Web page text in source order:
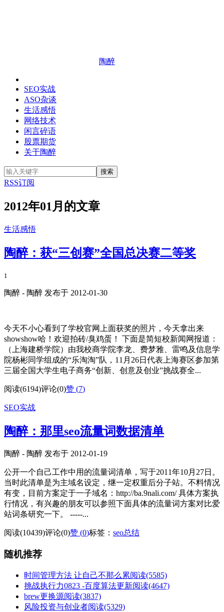
陶醉
SEO实战
ASO杂谈
生活感悟
网络技术
闲言碎语
股票期货
关于陶醉
RSS订阅
2012年01月的文章
生活感悟
陶醉：获“三创赛”全国总决赛二等奖
1
陶醉 - 陶醉 发布于 2012-01-30
今天不小心看到了学校官网上面获奖的照片，今天拿出来
showshow哈！欢迎拍砖/臭鸡蛋！ 下面是简短校新闻网报道：
（上海建桥学院）由我校商学院李龙、费梦雅、雷鸣及信息学
院杨彬同学组成的“乐淘淘”队，11月26日代表上海赛区参加第
三届全国大学生电子商务“创新、创意及创业”挑战赛全...
阅读(6194)评论(0)赞 (7)
SEO实战
陶醉：那里seo流量词数据清单
陶醉 - 陶醉 发布于 2012-01-19
公开一个自己工作中用的流量词清单，写于2011年10月27日。
当时此清单是为主域名设定，继一定权重后分子站。不料情况
有变，目前方案定于一子域名：http://ba.9nali.com/ 具体方案执
行情况，有兴趣的朋友可以参照下面具体的流量词方案对比爱
站词条研究一下。 -----...
阅读(10439)评论(0)赞 (0)标签： seo总结
随机推荐
时间管理方法 让自己不那么累阅读(5585)
挑战执行力0823 -百度算法更新阅读(4647)
brew更换源阅读(3837)
风险投资与创业者阅读(5329)